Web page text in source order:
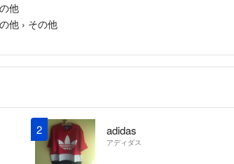
他
他 › その他
2 adidas
アディダス